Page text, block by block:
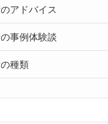
アドバイス
事例体験談
種類